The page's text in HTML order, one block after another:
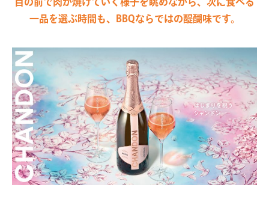
目の前で肉が焼けていく様子を眺めながら、次に食べる
一品を選ぶ時間も、BBQならではの醍醐味です。